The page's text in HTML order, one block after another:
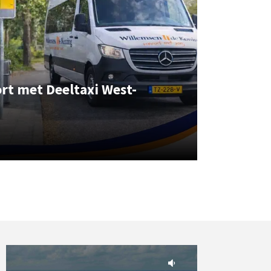
met Deeltaxi West-
u binnenkort met Deeltaxi West-Brabant?